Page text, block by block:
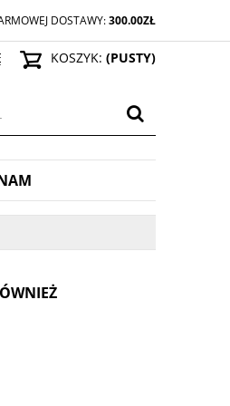
DOSTAWY:300.00ZŁ
KOSZYK: (PUSTY)